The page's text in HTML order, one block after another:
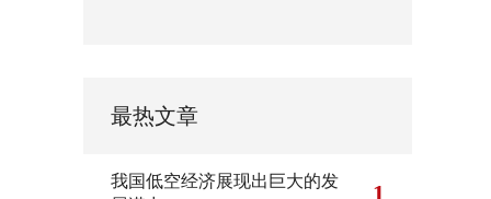
最热文章
我国低空经济展现出巨大的发
1